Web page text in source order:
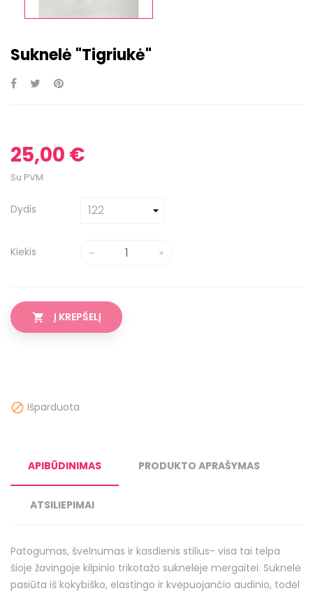
Suknelė "Tigriukė"
25,00 €
Su PVM
Dydis
Kiekis
 Į KREPŠELĮ
 Išparduota
APIBŪDINIMAS PRODUKTO APRAŠYMAS
ATSILIEPIMAI
Patogumas, švelnumas ir kasdienis stilius- visa tai telpa
šioje žavingoje kilpinio trikotažo suknelėje mergaitei. Suknelė
pasiūta iš kokybiško, elastingo ir kvėpuojančio audinio, todėl